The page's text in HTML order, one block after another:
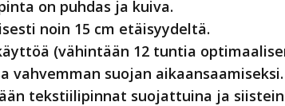
on puhdas ja kuiva.
noin 15 cm etäisyydeltä.
(vähintään 12 tuntia
suojan aikaansaamiseksi.
tekstiilipinnat suojattuina ja